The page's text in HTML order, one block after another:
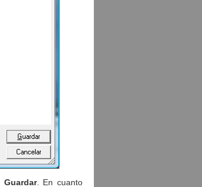
Guardar. En cuanto